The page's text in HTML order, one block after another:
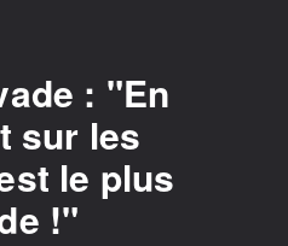
: "En
sur les
le plus
!"